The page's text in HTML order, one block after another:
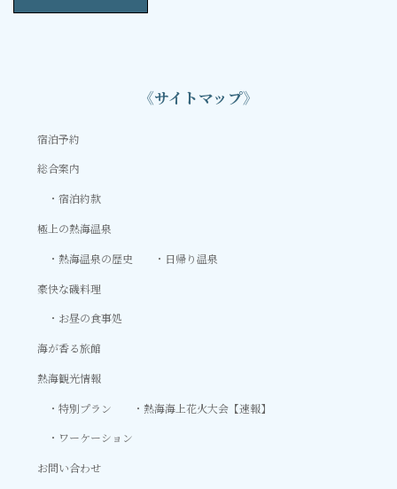
《サイトマップ》
宿泊予約
総合案内
宿泊約款
極上の熱海温泉
熱海温泉の歴史
日帰り温泉
豪快な磯料理
お昼の食事処
海が香る旅館
熱海観光情報
特別プラン
熱海海上花火大会【速報】
ワーケーション
お問い合わせ